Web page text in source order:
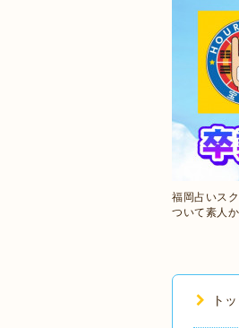
福岡占いス
ついて素人
ト